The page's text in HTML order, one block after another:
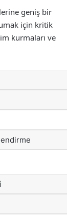
geniş bir
için kritik
kurmaları ve